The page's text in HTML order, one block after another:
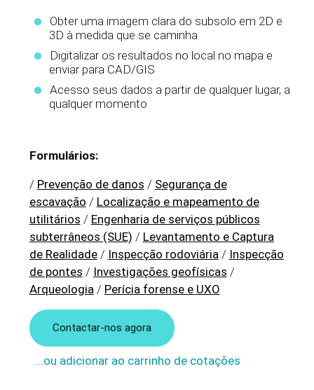
Obter uma imagem clara do subsolo em 2D e
3D à medida que se caminha
Digitalizar os resultados no local no mapa e
enviar para CAD/GIS
Acesso seus dados a partir de qualquer lugar, a
qualquer momento
Formulários:
/ Prevenção de danos / Segurança de
escavação / Localização e mapeamento de
utilitários / Engenharia de serviços públicos
subterrâneos (SUE) / Levantamento e Captura
de Realidade/ Inspecção rodoviária / Inspecção
de pontes / Investigações geofísicas /
Arqueologia / Perícia forense e UXO
Contactar-nos agora
...ou adicionar ao carrinho de cotações